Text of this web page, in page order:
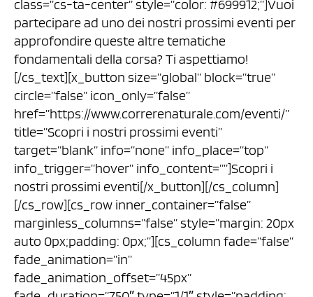
class=”cs-ta-center” style=”color: #699912;”]Vuoi
partecipare ad uno dei nostri prossimi eventi per
approfondire queste altre tematiche
fondamentali della corsa? Ti aspettiamo!
[/cs_text][x_button size=”global” block=”true”
circle=”false” icon_only=”false”
href=”https://www.correrenaturale.com/eventi/”
title=”Scopri i nostri prossimi eventi”
target=”blank” info=”none” info_place=”top”
info_trigger=”hover” info_content=””]Scopri i
nostri prossimi eventi[/x_button][/cs_column]
[/cs_row][cs_row inner_container=”false”
marginless_columns=”false” style=”margin: 20px
auto 0px;padding: 0px;”][cs_column fade=”false”
fade_animation=”in”
fade_animation_offset=”45px”